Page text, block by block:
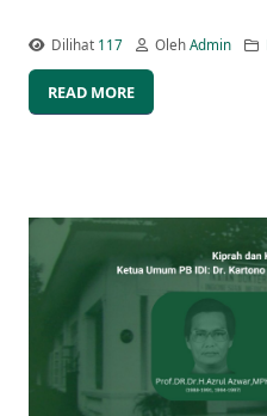
Dilihat 117 OlehAdmin
READ MORE